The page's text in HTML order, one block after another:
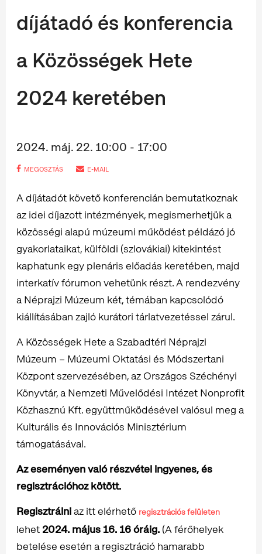
díjátadó és konferencia
a Közösségek Hete
2024 keretében
2024. máj. 22. 10:00 - 17:00
MEGOSZTÁS E-MAIL
A díjátadót követő konferencián bemutatkoznak
az idei díjazott intézmények, megismerhetjük a
közösségi alapú múzeumi működést példázó jó
gyakorlataikat, külföldi (szlovákiai) kitekintést
kaphatunk egy plenáris előadás keretében, majd
interkatív fórumon vehetünk részt. A rendezvény
a Néprajzi Múzeum két, témában kapcsolódó
kiállításában zajló kurátori tárlatvezetéssel zárul.
A Közösségek Hete a Szabadtéri Néprajzi
Múzeum – Múzeumi Oktatási és Módszertani
Központ szervezésében, az Országos Széchényi
Könyvtár, a Nemzeti Művelődési Intézet Nonprofit
Közhasznú Kft. együttműködésével valósul meg a
Kulturális és Innovációs Minisztérium
támogatásával.
Az eseményen való részvétel ingyenes, és
regisztrációhoz kötött.
Regisztrálniaz itt elérhető regisztrációs felületen
lehet 2024. május 16. 16 óráig. (A férőhelyek
betelése esetén a regisztráció hamarabb